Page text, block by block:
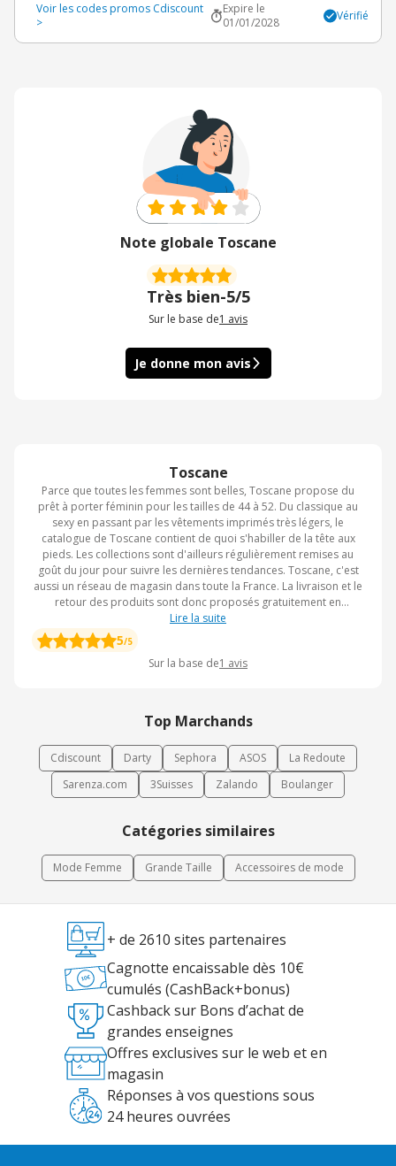
Toscane
Parce que toutes les femmes sont belles, Toscane propose du
prêt à porter féminin pour les tailles de 44 à 52. Du classique au
sexy en passant par les vêtements imprimés très légers, le
catalogue de Toscane contient de quoi s'habiller de la tête aux
pieds. Les collections sont d'ailleurs régulièrement remises au
goût du jour pour suivre les dernières tendances. Toscane, c'est
aussi un réseau de magasin dans toute la France. La livraison et le
retour des produits sont donc proposés gratuitement en
magasin. En clair, vous pouvez faire vos choix sur la Toile,
directement depuis chez vous pour passer les récupérer
quelques jours plus tard dans un des magasins du réseau. Si le
produits ne vous plait finalement pas, vous pouvez alors le
Lire la suite
5/5
Sur la base de1 avis
Top Marchands
Cdiscount Darty Sephora ASOS
La Redoute
Sarenza.com
3Suisses Zalando Boulanger
Catégories similaires
Mode Femme Grande Taille Accessoires de mode
Voir les codes promos Cdiscount
>
Expire le
01/01/2028
Vérifié
Note globale Toscane
Très bien-5/5
Sur le base de1 avis
Je donne mon avis
+ de 2610 sites partenaires
Cagnotte encaissable dès 10€
cumulés (CashBack+bonus)
Cashback sur Bons d’achat de
grandes enseignes
Offres exclusives sur le web et en
magasin
Réponses à vos questions sous
24 heures ouvrées